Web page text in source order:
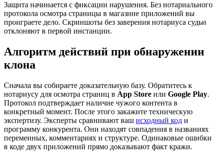
Защита начинается с фиксации нарушения. Без нотариального
протокола осмотра страницы в магазине приложений вы
проиграете дело. Скриншоты без заверения нотариуса судьи
отклоняют в первой инстанции.
Алгоритм действий при обнаружении
клона
Сначала вы собираете доказательную базу. Обратитесь к
нотариусу для осмотра страниц в App Store или Google Play.
Протокол подтверждает наличие чужого контента в
конкретный момент. После этого закажите техническую
экспертизу. Эксперты сравнивают ваш исходный код и
программу конкурента. Они находят совпадения в названиях
переменных, комментариях и структуре. Одинаковые ошибки
в коде двух приложений прямо доказывают факт кражи.